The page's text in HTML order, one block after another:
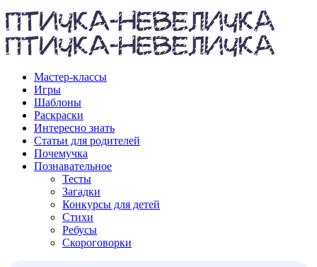
Мастер-классы
Игры
Шаблоны
Раскраски
Интересно знать
Статьи для родителей
Почемучка
Познавательное
Тесты
Загадки
Конкурсы для детей
Стихи
Ребусы
Скороговорки